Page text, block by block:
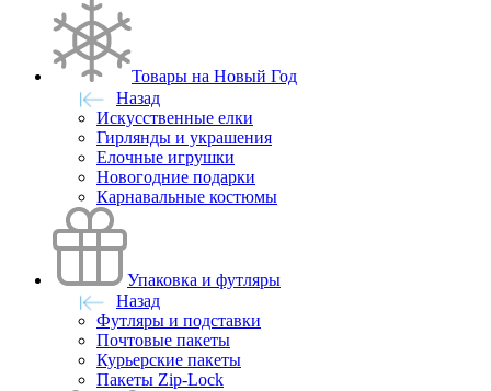
Товары на Новый Год
Назад
Искусственные елки
Гирлянды и украшения
Елочные игрушки
Новогодние подарки
Карнавальные костюмы
Упаковка и футляры
Назад
Футляры и подставки
Почтовые пакеты
Курьерские пакеты
Пакеты Zip-Lock